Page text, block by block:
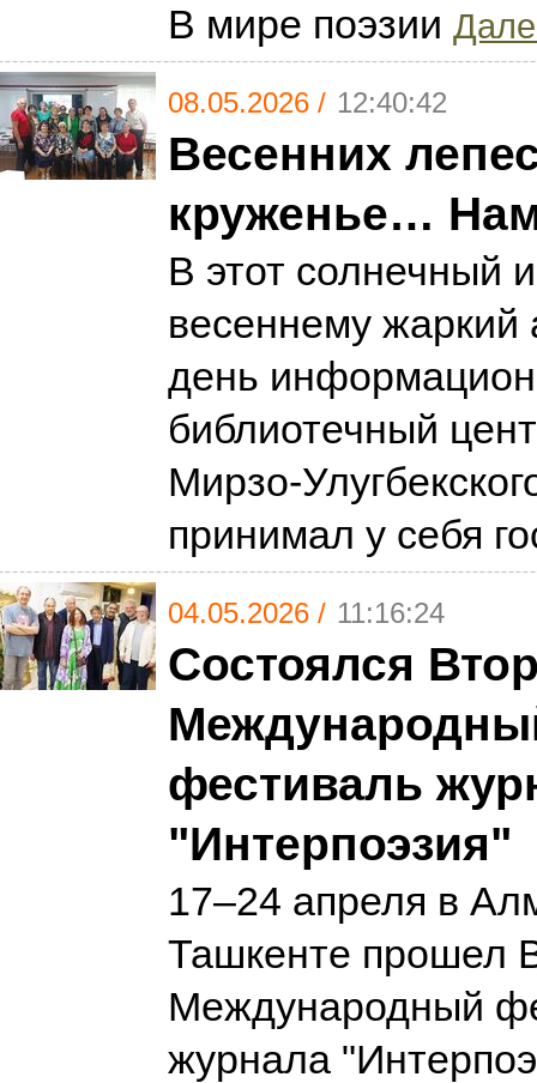
В мире поэзии
08.05.2026 / 12:40:42
Весенних
круженье…
В этот солнечный
весеннему жаркий
день
библиотечный
Мирзо-
принимал у себя
04.05.2026 / 11:16:24
Состоялся
фестиваль
"Интерпоэзия"
17–24 апреля в
Ташкенте прошел
Международный
журнала